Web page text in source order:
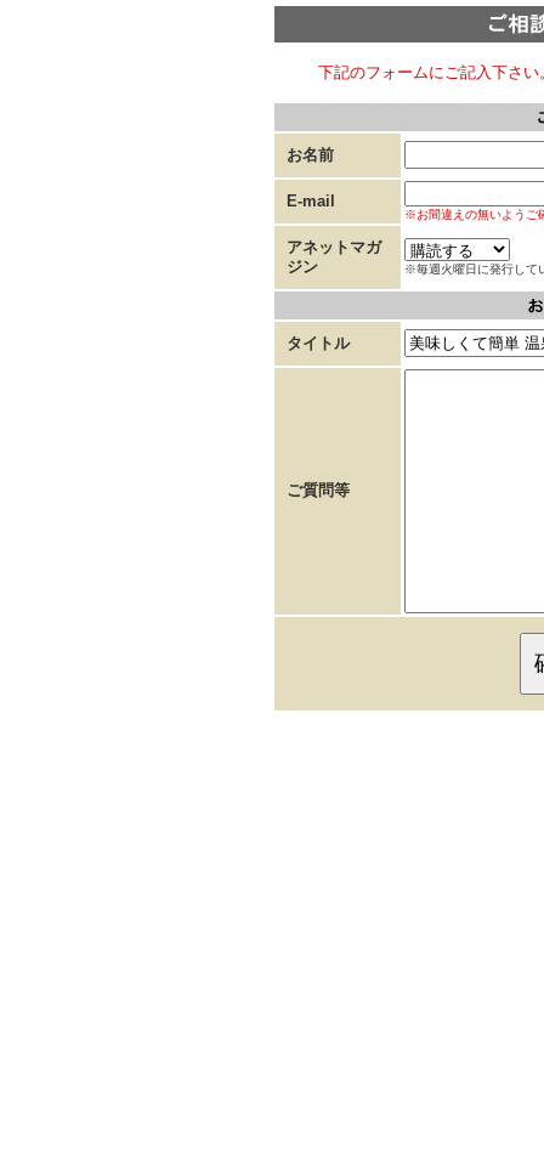
下記のフォームにご記入下さ
お名前
E-mail
※お間違えの無いようご
アネットマガ
ジン
※毎週火曜日に発行して
タイトル
ご質問等